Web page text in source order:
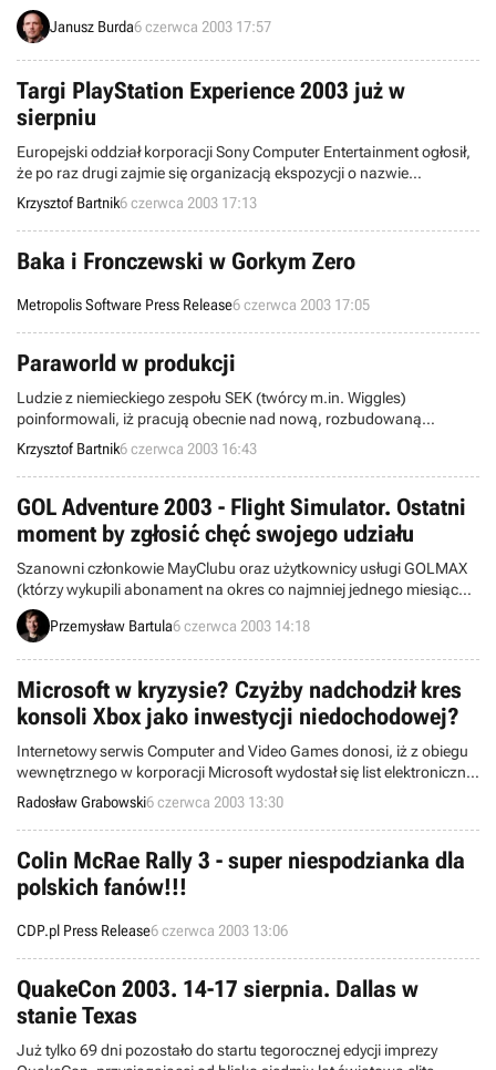
najnowszym, piątym numerem dwutygodnika GRY: Magazyn
Profesjonalnego Gracza.
Janusz Burda6 czerwca 2003 17:57
Targi PlayStation Experience 2003 już w
sierpniu
Europejski oddział korporacji Sony Computer Entertainment ogłosił,
że po raz drugi zajmie się organizacją ekspozycji o nazwie
PlayStation Experience, zaplanowanej na koniec sierpnia bieżącego
roku. Pomysłodawcy rzeczonego przedsięwzięcia zdecydowali się
na następujący krok głównie ze względu na spory sukces, jaki
odniosła poprzednia edycja imprezy.
Krzysztof Bartnik6 czerwca 2003 17:13
Baka i Fronczewski w Gorkym Zero
Metropolis Software Press Release6 czerwca 2003 17:05
Paraworld w produkcji
Ludzie z niemieckiego zespołu SEK (twórcy m.in. Wiggles)
poinformowali, iż pracują obecnie nad nową, rozbudowaną
strategią czasu rzeczywistego, o nazwie Paraworld (tytuł roboczy
gry).
Krzysztof Bartnik6 czerwca 2003 16:43
GOL Adventure 2003 - Flight Simulator. Ostatni
moment by zgłosić chęć swojego udziału
Szanowni członkowie MayClubu oraz użytkownicy usługi GOLMAX
(którzy wykupili abonament na okres co najmniej jednego miesiąca)
– macie jeszcze tylko trzy dni (termin upływa o godzinie 24:00
dziewiątego czerwca), by wysłać swoje zgłoszenie na pierwszą z
samolotu - Cessna 172.
Przemysław Bartula6 czerwca 2003 14:18
Microsoft w kryzysie? Czyżby nadchodził kres
konsoli Xbox jako inwestycji niedochodowej?
Internetowy serwis Computer and Video Games donosi, iż z obiegu
wewnętrznego w korporacji Microsoft wydostał się list elektroniczny,
którego nadawcą jest sam Steve Ballmer – współpracuje on z Billem
Gatesem nieprzerwanie od 1980 roku i obecnie piastuje stanowisko
CEO (Chief Executive Officer).
Radosław Grabowski6 czerwca 2003 13:30
Colin McRae Rally 3 - super niespodzianka dla
polskich fanów!!!
CDP.pl Press Release6 czerwca 2003 13:06
QuakeCon 2003. 14-17 sierpnia. Dallas w
stanie Texas
Już tylko 69 dni pozostało do startu tegorocznej edycji imprezy